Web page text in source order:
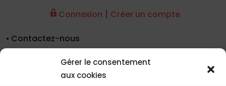
Gérer le consentement
aux cookies
Connexion | Créer un compte
Contactez-nous
Nos coordonnées
Nos références
Recrutement